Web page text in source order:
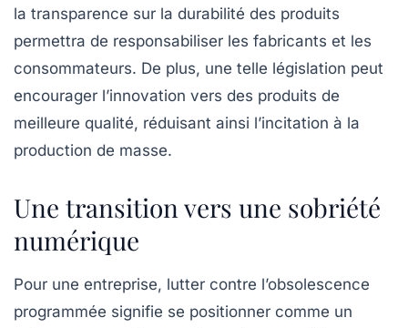
la transparence sur la durabilité des produits
permettra de responsabiliser les fabricants et les
consommateurs. De plus, une telle législation peut
encourager l’innovation vers des produits de
meilleure qualité, réduisant ainsi l’incitation à la
production de masse.
Une transition vers une sobriété
numérique
Pour une entreprise, lutter contre l’obsolescence
programmée signifie se positionner comme un